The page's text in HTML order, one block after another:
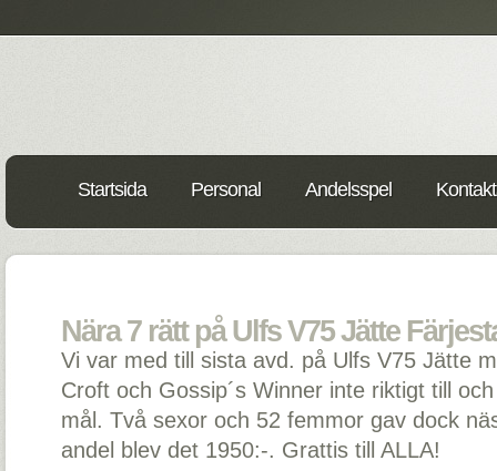
Startsida Personal Andelsspel
Nära 7 rätt på Ulfs V75 Jätte
Vi var med till sista avd. på Ulfs V75 Jätte
Croft och Gossip´s Winner inte riktigt till
mål. Två sexor och 52 femmor gav dock
andel blev det 1950:-. Grattis till ALLA!